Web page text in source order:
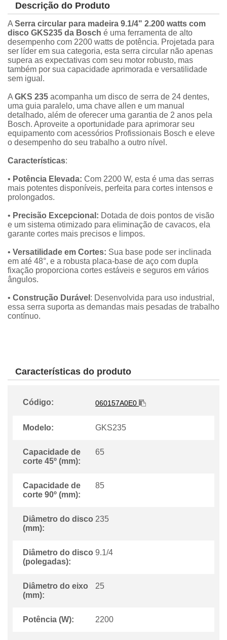
Descrição do Produto
A Serra circular para madeira 9.1/4" 2.200 watts com
disco GKS235 da Bosch é uma ferramenta de alto
desempenho com 2200 watts de potência. Projetada para
ser líder em sua categoria, esta serra circular não apenas
supera as expectativas com seu motor robusto, mas
também por sua capacidade aprimorada e versatilidade
sem igual.
A GKS 235 acompanha um disco de serra de 24 dentes,
uma guia paralelo, uma chave allen e um manual
detalhado, além de oferecer uma garantia de 2 anos pela
Bosch. Aproveite a oportunidade para aprimorar seu
equipamento com acessórios Profissionais Bosch e eleve
o desempenho do seu trabalho a outro nível.
Características:
• Potência Elevada: Com 2200 W, esta é uma das serras
mais potentes disponíveis, perfeita para cortes intensos e
prolongados.
• Precisão Excepcional: Dotada de dois pontos de visão
e um sistema otimizado para eliminação de cavacos, ela
garante cortes mais precisos e limpos.
• Versatilidade em Cortes: Sua base pode ser inclinada
em até 48°, e a robusta placa-base de aço com dupla
fixação proporciona cortes estáveis e seguros em vários
ngulos.
• Construção Durável : Desenvolvida para uso industrial,
essa serra suporta as demandas mais pesadas de trabalho
contínuo.
Características do produto
Código: 060157A0E0
Modelo: GKS235
Capacidade de
corte 45º (mm):
65
Capacidade de
corte 90º (mm):
85
Diâmetro do disco
(mm):
235
Diâmetro do disco
(polegadas):
9.1/4
Diâmetro do eixo
(mm):
25
Potência (W): 2200